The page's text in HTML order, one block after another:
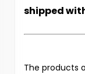
shipped
The products